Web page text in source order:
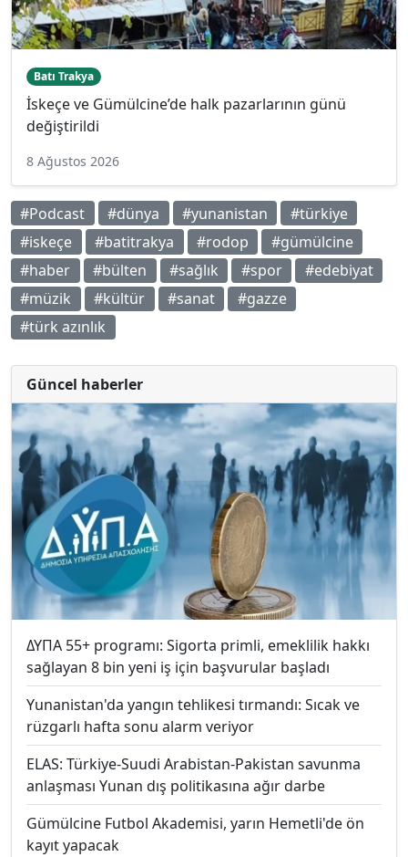
Batı Trakya
İskeçe ve Gümülcine’de halk pazarlarının günü
değiştirildi
8 Ağustos 2026
#Podcast #dünya #yunanistan
#türkiye
#iskeçe
#batitrakya #rodop
#gümülcine
#haber
#bülten #sağlık #spor
#edebiyat
#müzik
#kültür #sanat
#gazze
#türk azınlık
Güncel haberler
ΔΥΠΑ 55+ programı: Sigorta primli, emeklilik hakkı
sağlayan 8 bin yeni iş için başvurular başladı
Yunanistan'da yangın tehlikesi tırmandı: Sıcak ve
rüzgarlı hafta sonu alarm veriyor
ELAS: Türkiye-Suudi Arabistan-Pakistan savunma
anlaşması Yunan dış politikasına ağır darbe
Gümülcine Futbol Akademisi, yarın Hemetli'de ön
kayıt yapacak